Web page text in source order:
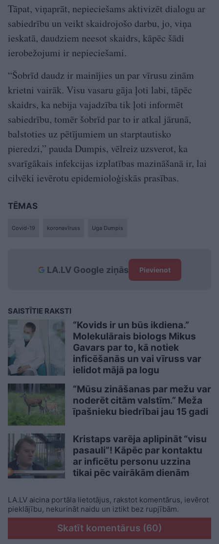
Tāpat, viņaprāt, nepieciešams aktivizēt dialogu ar
sabiedrību un veikt skaidrojošo darbu, jo, viņa
ieskatā, daudziem neesot skaidrs, kāpēc šādi
ierobežojumi ir nepieciešami.
“Šobrīd daudz ir mainījies un par vīrusu zinām
krietni vairāk. Visu vasaru gāja ļoti labi, tāpēc
skaidrs, ka nebija vajadzība tik ļoti informēt
sabiedrību, tomēr šobrīd par to ir atkal jārunā,
balstoties uz pētījumiem un starptautisko
pieredzi,” pauda Dumpis, vēlreiz uzsverot, ka
svarīgākais infekcijas izplatības mazināšanā ir, lai
cilvēki ievērotu epidemioloģiskās prasības.
TĒMAS
Covid-19 koronavīruss Uga Dumpis
LA.LV Google ziņās Pievienot
SAISTĪTIE RAKSTI
“Kovids ir un būs ikdiena.”
Molekulārais biologs Mikus
Gavars par to, kā notiek
inficēšanās un vai vīruss var
ielidot mājā pa logu
“Mūsu zināšanas par mežu var
noderēt citām valstīm.” Meža
īpašnieku biedrībai jau 15 gadi
Kristaps varēja aplipināt “visu
pasauli”! Kāpēc par kontaktu
ar inficētu personu uzzina
tikai pēc vairākām dienām
LA.LV aicina portāla lietotājus, rakstot komentārus, ievērot
pieklājību, nekurināt naidu un iztikt bez rupjībām.
Skatīt komentārus (60)